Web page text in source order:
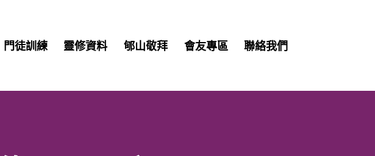
門徒訓練 靈修資料 郇山敬拜 會友專區 聯絡我們